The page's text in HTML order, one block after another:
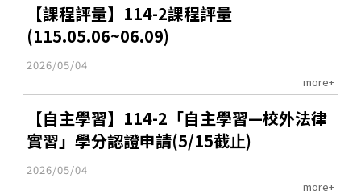
【課程評量】114-2課程評量
(115.05.06~06.09)
2026/05/04
more+
【自主學習】114-2「自主學習—校外法律
實習」學分認證申請(5/15截止)
2026/05/04
more+